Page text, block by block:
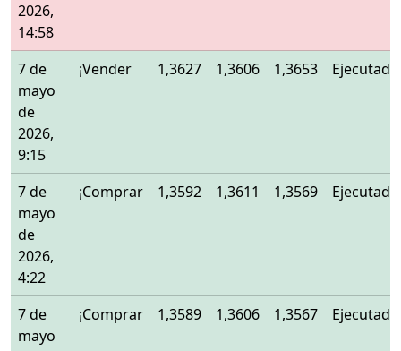
2026,
14:58
7 de
mayo
de
2026,
9:15
¡Vender 1,3627 1,3606 1,3653 Ejecutado
7 de
mayo
de
2026,
4:22
¡Comprar 1,3592 1,3611 1,3569 Ejecutado
7 de
mayo
¡Comprar 1,3589 1,3606 1,3567 Ejecutado